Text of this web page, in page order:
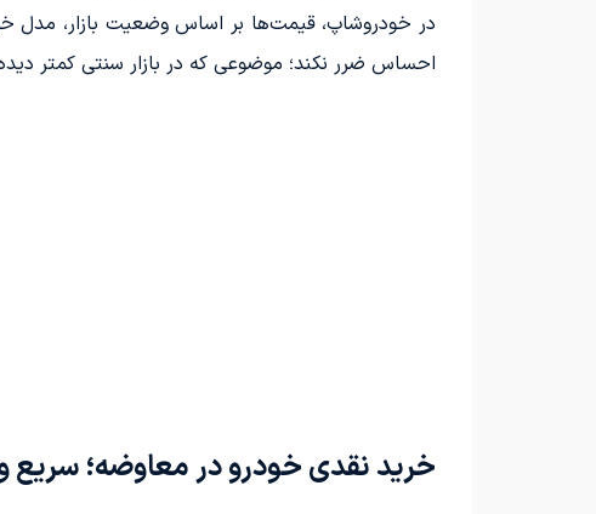
در خودروشاپ، قیمت‌ها بر اساس وضعیت بازار، مدل
احساس ضرر نکند؛ موضوعی که در بازار سنتی کمتر
خرید نقدی خودرو در معاوضه؛ سریع